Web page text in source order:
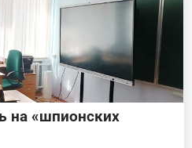
на «шпионских